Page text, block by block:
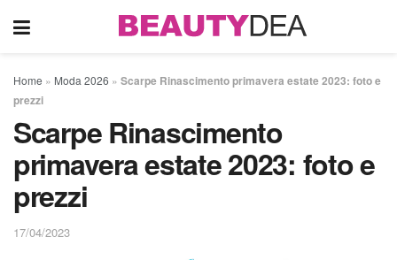
Home » Moda 2026 » Scarpe Rinascimento primavera estate 2023: foto e
prezzi
Scarpe Rinascimento
primavera estate 2023: foto e
prezzi
17/04/2023